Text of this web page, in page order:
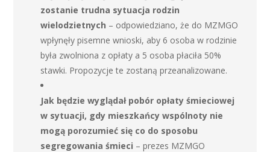
zostanie trudna sytuacja rodzin
wielodzietnych – odpowiedziano, że do MZMGO
wpłynęły pisemne wnioski, aby 6 osoba w rodzinie
była zwolniona z opłaty a 5 osoba płaciła 50%
stawki. Propozycje te zostaną przeanalizowane.
Jak będzie wyglądał pobór opłaty śmieciowej
w sytuacji, gdy mieszkańcy wspólnoty nie
mogą porozumieć się co do sposobu
segregowania śmieci – prezes MZMGO